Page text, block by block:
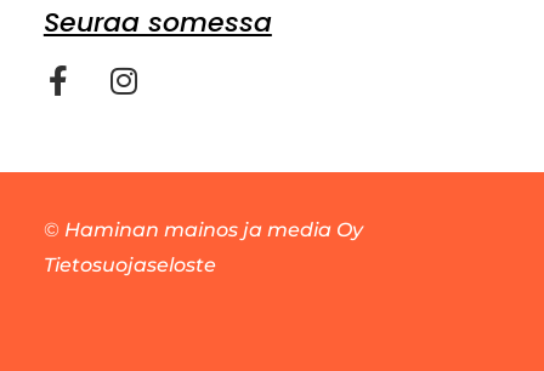
Seuraa somessa
© Haminan mainos ja media Oy
Tietosuojaseloste